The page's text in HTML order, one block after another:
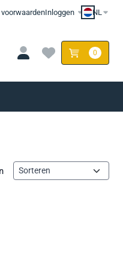
Inloggen NL
0
Sorteermethode